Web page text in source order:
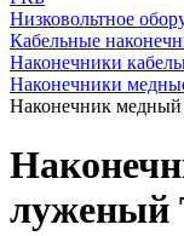
Низковольтное
Кабельные
Наконечники
Наконечники
Наконечник